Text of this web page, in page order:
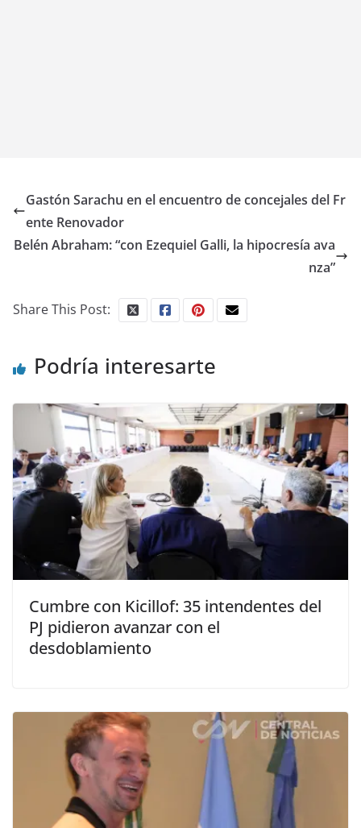
Gastón Sarachu en el encuentro de concejales del Fr
ente Renovador
Belén Abraham: “con Ezequiel Galli, la hipocresía ava
nza”
Share This Post:
Podría interesarte
Cumbre con Kicillof: 35 intendentes del
PJ pidieron avanzar con el
desdoblamiento